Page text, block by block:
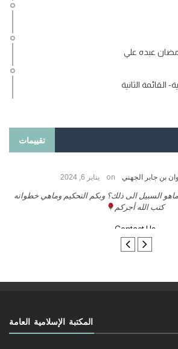
عبده علي
القائمة الثانية
تقييمات
بن جابر الجهني on يناير 6, 2024
السبيل الى ذلك؟ وبكم التحكيم وماهي خطواته
كتب الله أجركم
Contact Us
المكتبة الإسلامية العامة